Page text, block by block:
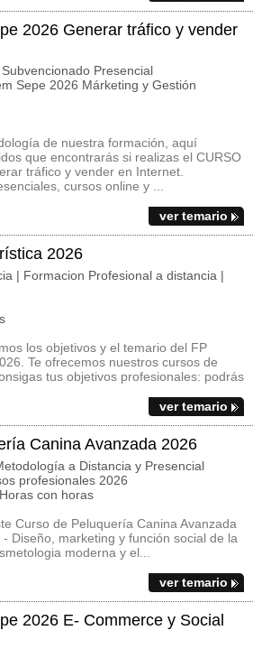
2026 Generar tráfico y vender
Presencial
Sepe 2026 Márketing y Gestión
de nuestra formación, aquí
que encontrarás si realizas el CURSO
tráfico y vender en Internet.
cursos online y ...
ver temario
2026
| Formacion Profesional a distancia |
los objetivos y el temario del FP
Te ofrecemos nuestros cursos de
tus objetivos profesionales: podrás
ver temario
Canina Avanzada 2026
a Distancia y Presencial
profesionales 2026
con horas
Curso de Peluquería Canina Avanzada
marketing y función social de la
moderna y el...
ver temario
2026 E- Commerce y Social